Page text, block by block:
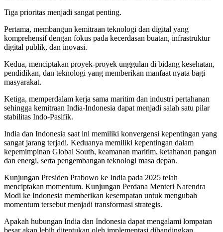
Tiga prioritas menjadi sangat penting.
Pertama, membangun kemitraan teknologi dan digital yang
komprehensif dengan fokus pada kecerdasan buatan, infrastruktur
digital publik, dan inovasi.
Kedua, menciptakan proyek-proyek unggulan di bidang kesehatan,
pendidikan, dan teknologi yang memberikan manfaat nyata bagi
masyarakat.
Ketiga, memperdalam kerja sama maritim dan industri pertahanan
sehingga kemitraan India-Indonesia dapat menjadi salah satu pilar
stabilitas Indo-Pasifik.
India dan Indonesia saat ini memiliki konvergensi kepentingan yang
sangat jarang terjadi. Keduanya memiliki kepentingan dalam
kepemimpinan Global South, keamanan maritim, ketahanan pangan
dan energi, serta pengembangan teknologi masa depan.
Kunjungan Presiden Prabowo ke India pada 2025 telah
menciptakan momentum. Kunjungan Perdana Menteri Narendra
Modi ke Indonesia memberikan kesempatan untuk mengubah
momentum tersebut menjadi transformasi strategis.
Apakah hubungan India dan Indonesia dapat mengalami lompatan
besar akan lebih ditentukan oleh implementasi dibandingkan